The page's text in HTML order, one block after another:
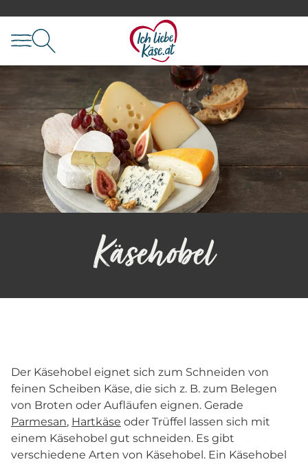
Käsehobel
Der Käsehobel eignet sich zum Schneiden von
feinen Scheiben Käse, die sich z. B. zum Belegen
von Broten oder Aufläufen eignen. Gerade
Parmesan, Hartkäse oder Trüffel lassen sich mit
einem Käsehobel gut schneiden. Es gibt
verschiedene Arten von Käsehobel. Ein Käsehobel